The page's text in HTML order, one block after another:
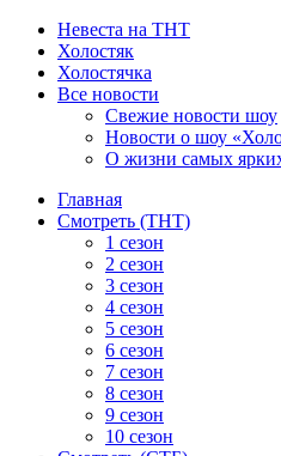
Невеста на ТНТ
Холостяк
Холостячка
Все новости
Свежие новости шоу
Новости о шоу
О жизни самых
Главная
Смотреть (ТНТ)
1 сезон
2 сезон
3 сезон
4 сезон
5 сезон
6 сезон
7 сезон
8 сезон
9 сезон
10 сезон